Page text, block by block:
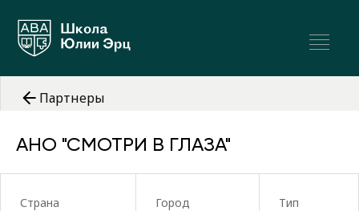
Партнеры
АНО "СМОТРИ В ГЛАЗА"
Страна Город Тип